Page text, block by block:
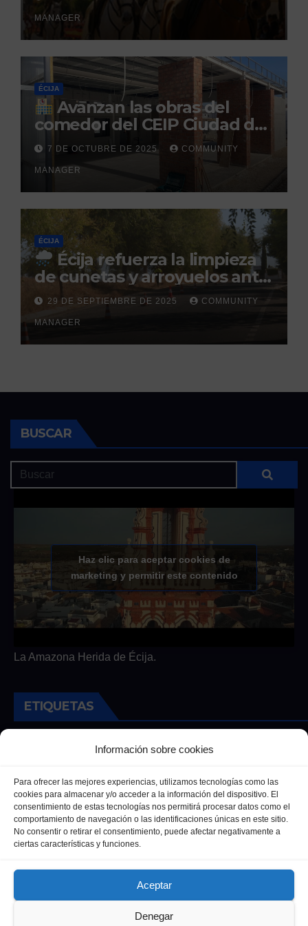
Información sobre cookies
Para ofrecer las mejores experiencias, utilizamos tecnologías como las
cookies para almacenar y/o acceder a la información del dispositivo. El
consentimiento de estas tecnologías nos permitirá procesar datos como el
comportamiento de navegación o las identificaciones únicas en este sitio.
No consentir o retirar el consentimiento, puede afectar negativamente a
ciertas características y funciones.
Aceptar
Denegar
el Centro Militar de Cría
Caballar
MANAGER
ÉCIJA
Avanzan las obras del
comedor del CEIP Ciudad del
Sol: su finalización está
prevista para finales de 2025
7 DE OCTUBRE DE 2025 COMMUNITY
MANAGER
ÉCIJA
Écija refuerza la limpieza
de cunetas y arroyuelos ante
la llegada de las lluvias
otoñales
29 DE SEPTIEMBRE DE 2025 COMMUNITY
MANAGER
BUSCAR
Haz clic para aceptar cookies de
marketing y permitir este contenido
La Amazona Herida de Écija.
ETIQUETAS
Andalucía Cultura Deportes